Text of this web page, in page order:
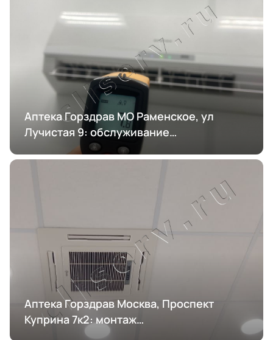
Аптека Горздрав МО Раменское, ул
Лучистая 9: обслуживание
кондиционирования
Аптека Горздрав Москва, Проспект
Куприна 7к2: монтаж
кондиционирования